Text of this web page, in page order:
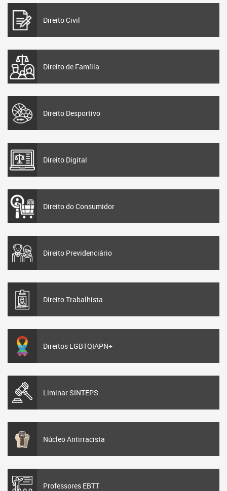
Direito Civil
Direito de Família
Direito Desportivo
Direito Digital
Direito do Consumidor
Direito Previdenciário
Direito Trabalhista
Direitos LGBTQIAPN+
Liminar SINTEPS
Núcleo Antirracista
Professores EBTT